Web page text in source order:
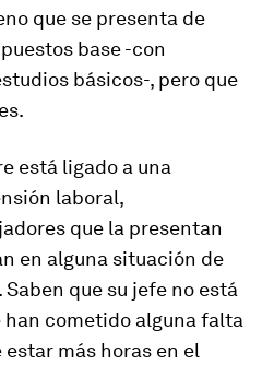
que se presenta de
base -con
básicos-, pero que
está ligado a una
laboral,
que la presentan
en alguna situación de
que su jefe no está
cometido alguna falta
más horas en el